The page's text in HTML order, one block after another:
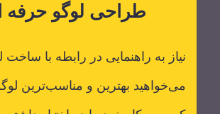
طراحی لوگو حرفه
نیاز به راهنمایی در رابطه با ساخت
می‌خواهید بهترین و مناسب‌ترین